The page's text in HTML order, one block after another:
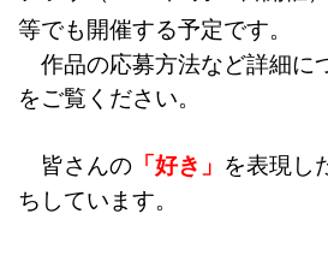
等でも開催する予定です。
作品の応募方法など詳細に
をご覧ください。
皆さんの 「好き」 を表現し
ちしています。